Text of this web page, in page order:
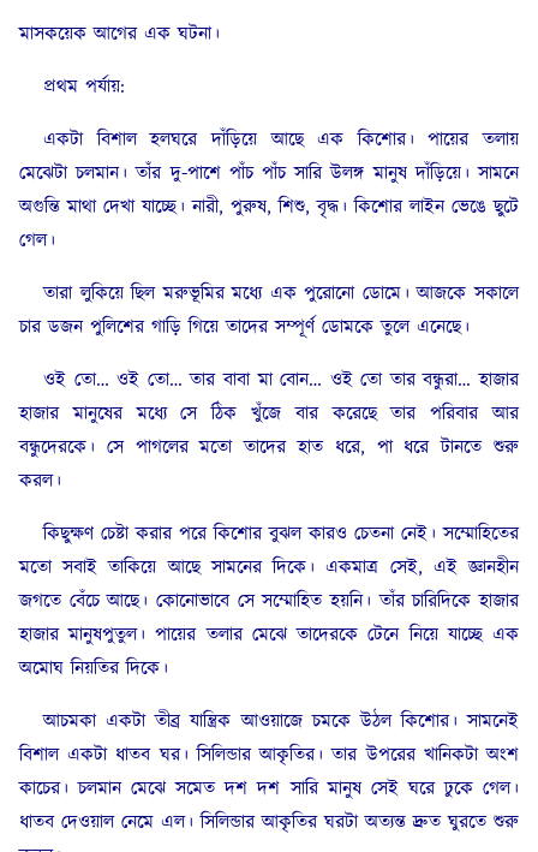
মাসকয়েক আগের এক ঘটনা।
প্রথম পর্যায়:
একটা বিশাল হলঘরে দাঁড়িয়ে আছে এক কিশোর। পায়ের তলায়
মেঝেটা চলমান। তাঁর দু-পাশে পাঁচ পাঁচ সারি উলঙ্গ মানুষ দাঁড়িয়ে। সামনে
অগুন্তি মাথা দেখা যাচ্ছে। নারী, পুরুষ, শিশু, বৃদ্ধ। কিশোর লাইন ভেঙে ছুটে
গেল।
তারা লুকিয়ে ছিল মরুভূমির মধ্যে এক পুরোনো ডোমে। আজকে সকালে
চার ডজন পুলিশের গাড়ি গিয়ে তাদের সম্পূর্ণ ডোমকে তুলে এনেছে।
ওই তো… ওই তো… তার বাবা মা বোন… ওই তো তার বন্ধুরা… হাজার
হাজার মানুষের মধ্যে সে ঠিক খুঁজে বার করেছে তার পরিবার আর
বন্ধুদেরকে। সে পাগলের মতো তাদের হাত ধরে, পা ধরে টানতে শুরু
করল।
কিছুক্ষণ চেষ্টা করার পরে কিশোর বুঝল কারও চেতনা নেই। সম্মোহিতের
মতো সবাই তাকিয়ে আছে সামনের দিকে। একমাত্র সেই, এই জ্ঞানহীন
জগতে বেঁচে আছে। কোনোভাবে সে সম্মোহিত হয়নি। তাঁর চারিদিকে হাজার
হাজার মানুষপুতুল। পায়ের তলার মেঝে তাদেরকে টেনে নিয়ে যাচ্ছে এক
অমোঘ নিয়তির দিকে।
আচমকা একটা তীব্র যান্ত্রিক আওয়াজে চমকে উঠল কিশোর। সামনেই
বিশাল একটা ধাতব ঘর। সিলিন্ডার আকৃতির। তার উপরের খানিকটা অংশ
কাচের। চলমান মেঝে সমেত দশ দশ সারি মানুষ সেই ঘরে ঢুকে গেল।
ধাতব দেওয়াল নেমে এল। সিলিন্ডার আকৃতির ঘরটা অত্যন্ত দ্রুত ঘুরতে শুরু